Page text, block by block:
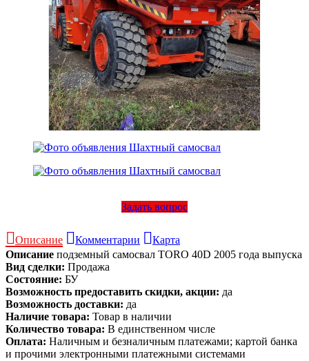
Задать вопрос
Описание Комментарии
Карта
Описание подземный самосвал TORO 40D 2005 года выпуска
Вид сделки: Продажа
Состояние: БУ
Возможность предоставить скидки, акции: да
Возможность доставки: да
Наличие товара: Товар в наличии
Количество товара: В единственном числе
Оплата: Наличным и безналичным платежами; картой банка
и прочими электронными платежными системами